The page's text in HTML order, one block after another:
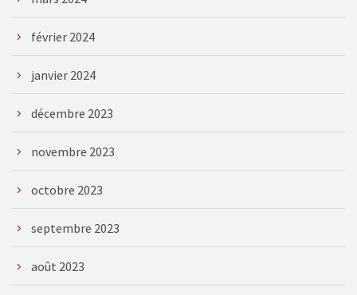
février 2024
janvier 2024
décembre 2023
novembre 2023
octobre 2023
septembre 2023
août 2023